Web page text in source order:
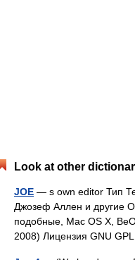
Look at other
JOE — s own editor Тип
Джозеф Аллен и другие
подобные, Mac OS X,
2008) Лицензия GNU